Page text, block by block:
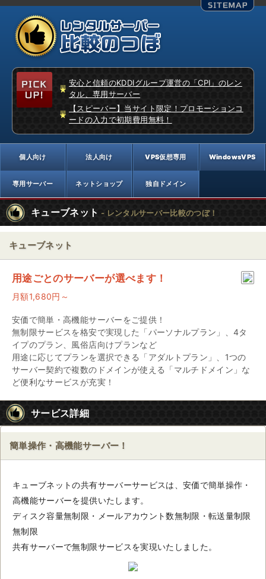
安心と信頼のKDDIグループ運営の「CPI」のレン
タル、専用サーバー
【スピーバー】当サイト限定！プロモーションコ
ードの入力で初期費用無料！
キューブネット - レンタルサーバー比較のつぼ！
キューブネット
用途ごとのサーバーが選べます！
月額1,680円～
安価で簡単・高機能サーバーをご提供！
無制限サービスを格安で実現した「パーソナルプラン」、4タ
イプのプラン、風俗店向けプランなど
用途に応じてプランを選択できる「アダルトプラン」、1つの
サーバー契約で複数のドメインが使える「マルチドメイン」な
ど便利なサービスが充実！
サービス詳細
簡単操作・高機能サーバー！
キューブネットの共有サーバーサービスは、安価で簡単操作・
高機能サーバーを提供いたします。
ディスク容量無制限・メールアカウント数無制限・転送量制限
無制限
共有サーバーで無制限サービスを実現いたしました。